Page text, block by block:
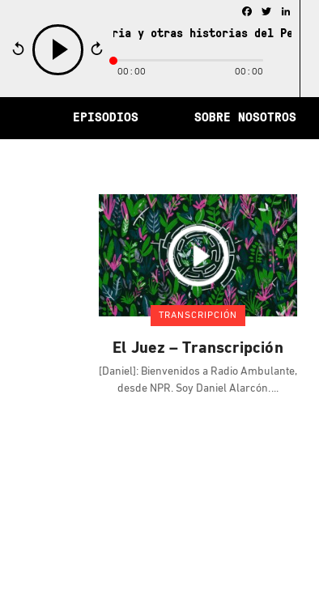
de la memoria y otras historias del Perú /
play
Facebook
Twitter
00:00 00:00
EPISODIOS SOBRE NOSOTROS
TRANSCRIPCIÓN
El Juez – Transcripción
[Daniel]: Bienvenidos a Radio Ambulante,
desde NPR. Soy Daniel Alarcón.